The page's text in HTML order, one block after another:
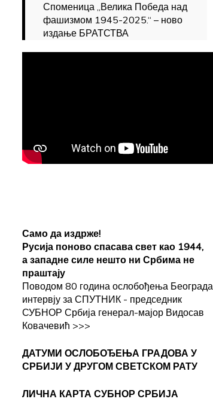
Споменица „Велика Победа над
фашизмом 1945-2025.“ – ново
издање БРАТСТВА
Само да издрже!
Русија поново спасава свет као 1944,
а западне силе нешто ни Србима не
праштају
Поводом 80 година ослобођења Београда
интервју за СПУТНИК - председник
СУБНОР Србија генерал-мајор Видосав
Ковачевић >>>
ДАТУМИ ОСЛОБОЂЕЊА ГРАДОВА У
СРБИЈИ У ДРУГОМ СВЕТСКОМ РАТУ
ЛИЧНА КАРТА СУБНОР СРБИЈА